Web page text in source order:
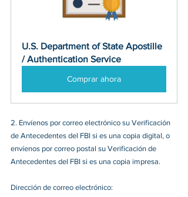
U.S. Department of State Apostille
/ Authentication Service
Comprar ahora
2. Envíenos por correo electrónico su Verificación
de Antecedentes del FBI si es una copia digital, o
envíenos por correo postal su Verificación de
Antecedentes del FBI si es una copia impresa.
Dirección de correo electrónico: